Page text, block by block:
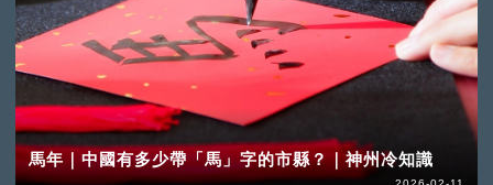
馬年｜中國有多少帶「馬」字的市縣？｜神州冷知識